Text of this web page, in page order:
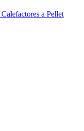
Calefactores a Pellet